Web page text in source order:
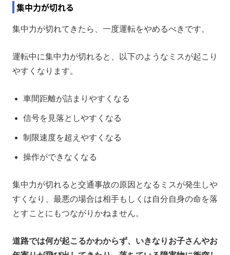
集中力が切れる
集中力が切れてきたら、一度運転をやめるべきです。
運転中に集中力が切れると、以下のようなミスが起こり
やすくなります。
車間距離が詰まりやすくなる
信号を見落としやすくなる
制限速度を超えやすくなる
操作ができなくなる
集中力が切れると交通事故の原因となるミスが発生しや
すくなり、最悪の場合は相手もしくは自分自身の命を落
とすことにもつながりかねません。
道路では何が起こるかわからず、いきなりお子さんやお